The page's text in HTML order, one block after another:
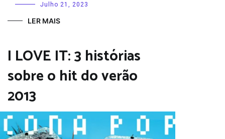
Julho 21, 2023
LER MAIS
I LOVE IT: 3 histórias
sobre o hit do verão
2013